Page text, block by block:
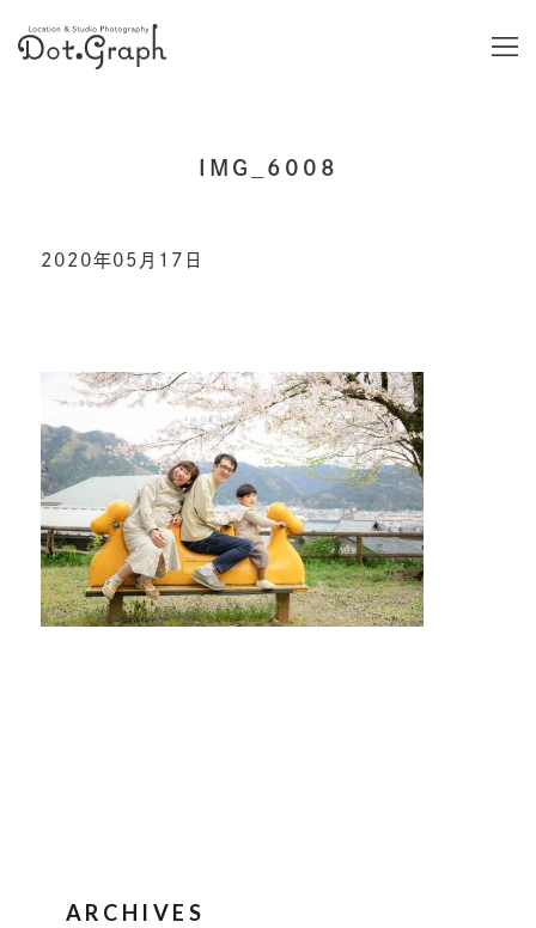
IMG_6008
2020年05月17日
ARCHIVES